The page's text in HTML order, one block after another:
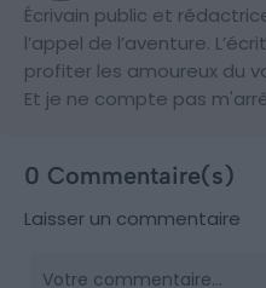
Écrivain public et
l’appel de l’aventure.
profiter les amoureux du
Et je ne compte pas
0 Commentaire(s)
Laisser un commentaire